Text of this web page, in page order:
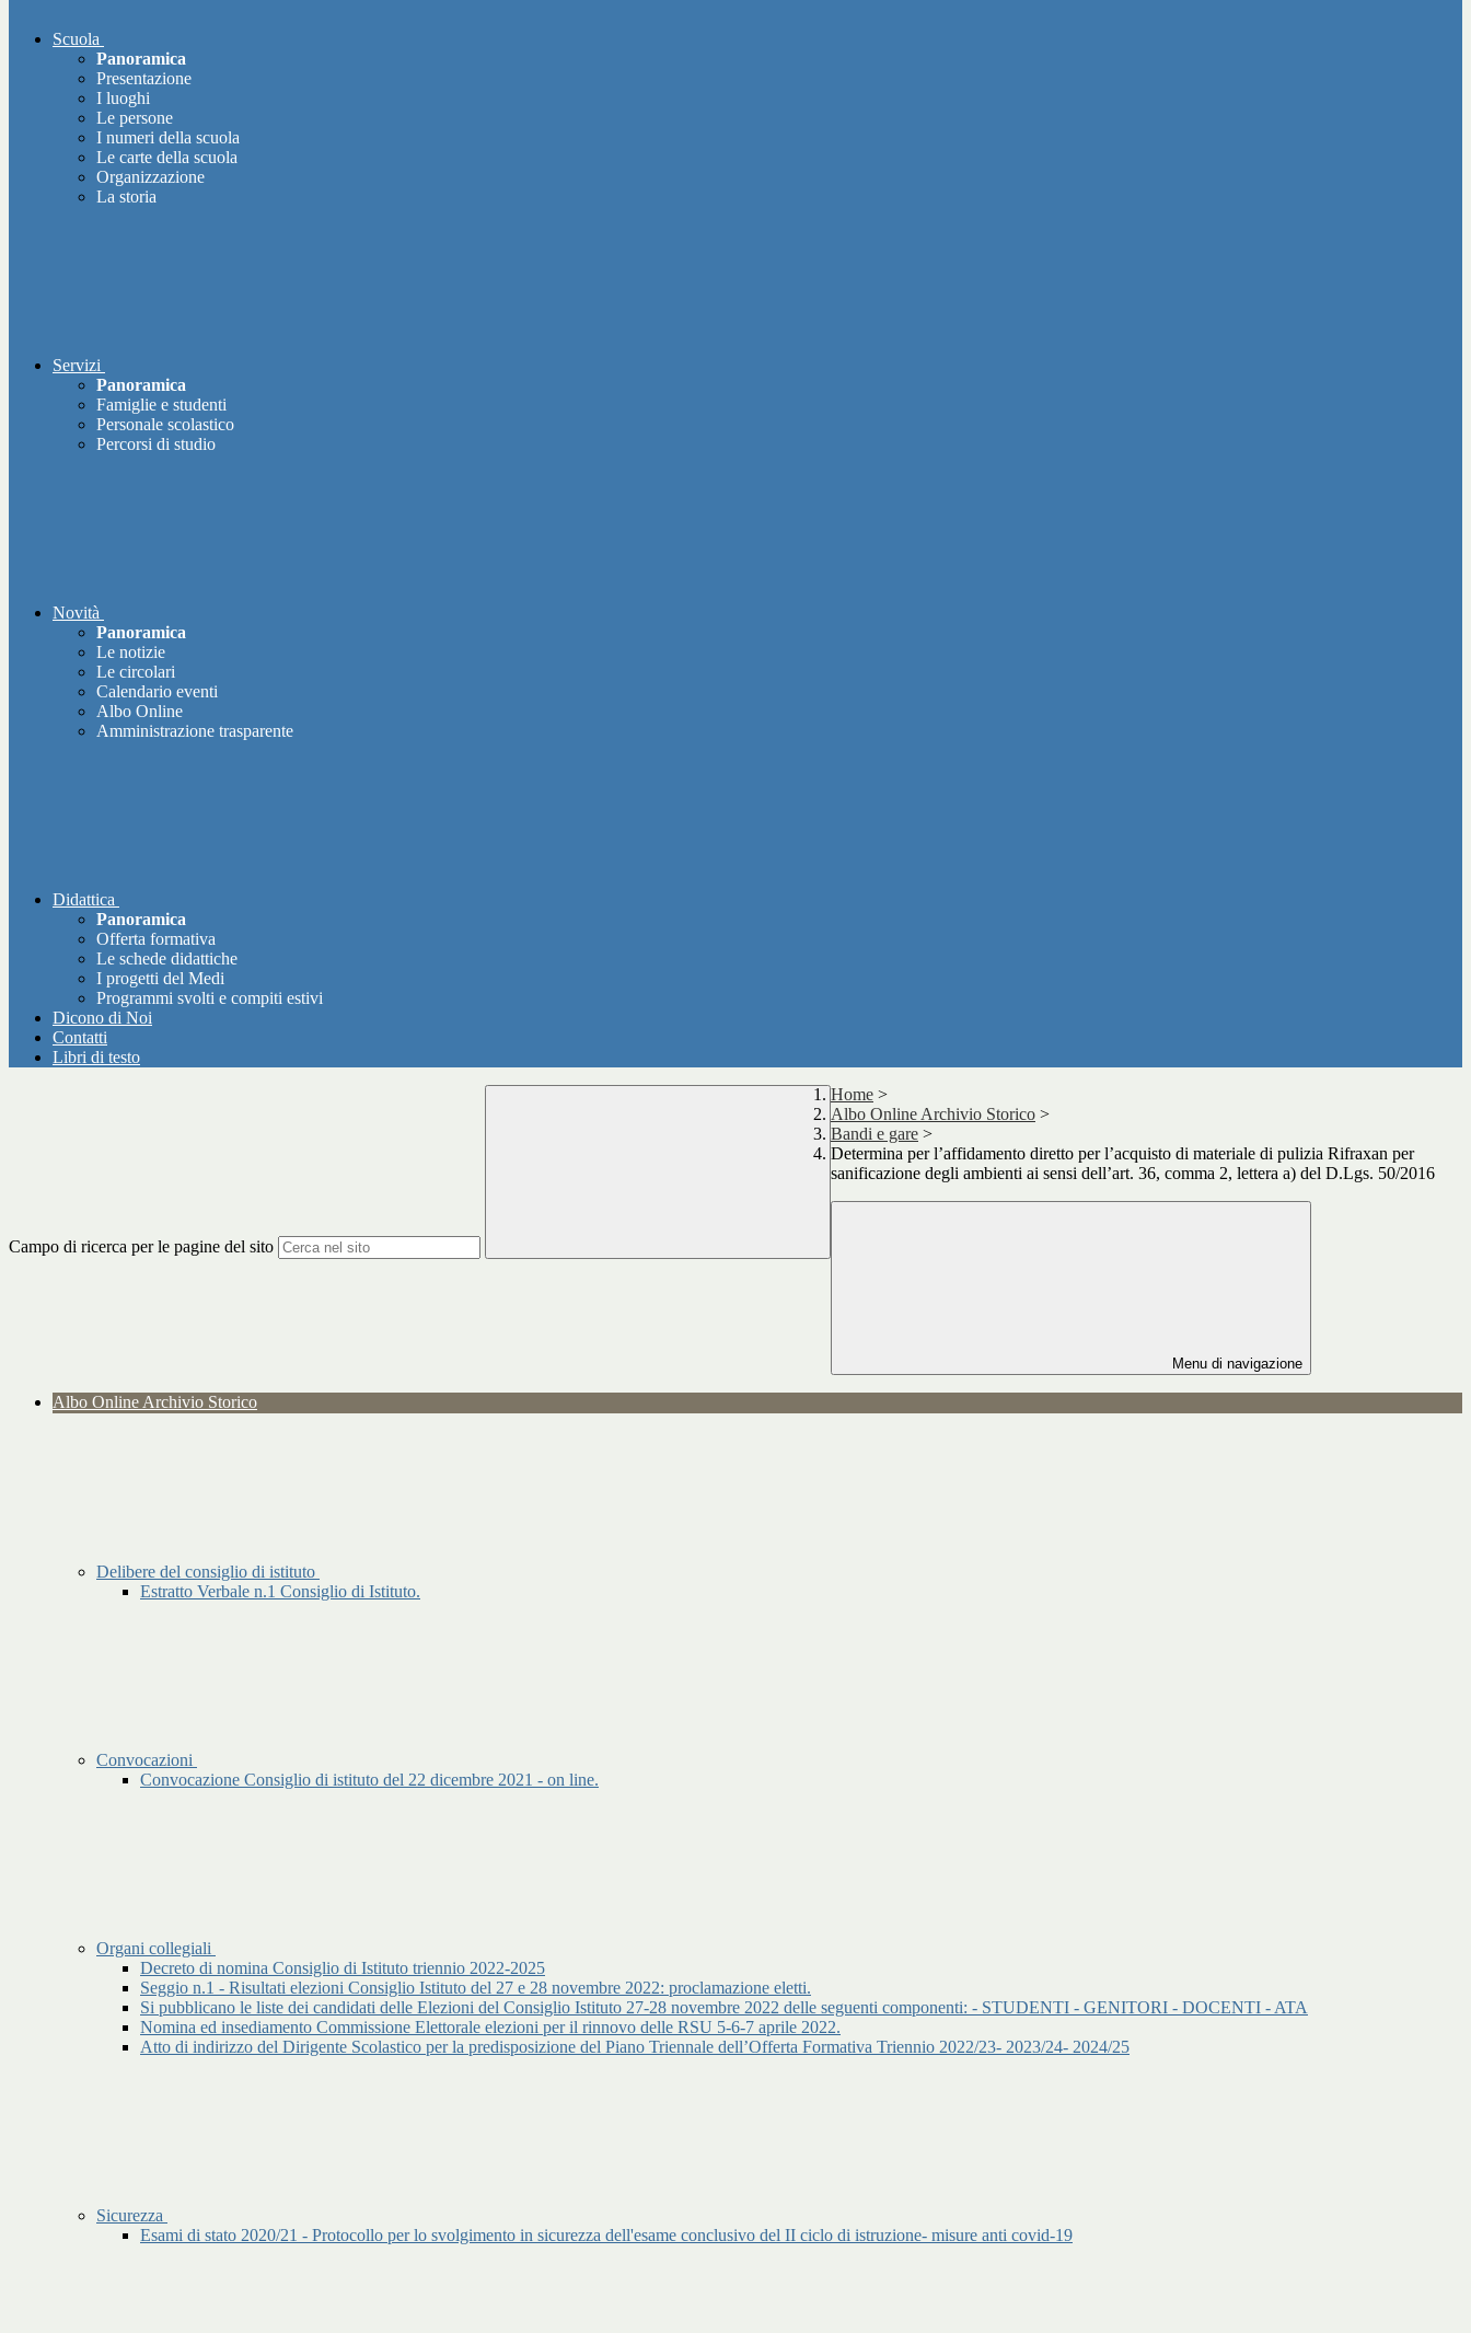
Scuola
Panoramica
Presentazione
I luoghi
Le persone
I numeri della scuola
Le carte della scuola
Organizzazione
La storia
Servizi
Panoramica
Famiglie e studenti
Personale scolastico
Percorsi di studio
Novità
Panoramica
Le notizie
Le circolari
Calendario eventi
Albo Online
Amministrazione trasparente
Didattica
Panoramica
Offerta formativa
Le schede didattiche
I progetti del Medi
Programmi svolti e compiti estivi
Dicono di Noi
Contatti
Libri di testo
Campo di ricerca per le pagine del sito
Home >
Albo Online Archivio Storico >
Bandi e gare >
Determina per l’affidamento diretto per l’acquisto di materiale di pulizia Rifraxan per
sanificazione degli ambienti ai sensi dell’art. 36, comma 2, lettera a) del D.Lgs. 50/2016
Menu di navigazione
Albo Online Archivio Storico
Delibere del consiglio di istituto
Estratto Verbale n.1 Consiglio di Istituto.
Convocazioni
Convocazione Consiglio di istituto del 22 dicembre 2021 - on line.
Organi collegiali
Decreto di nomina Consiglio di Istituto triennio 2022-2025
Seggio n.1 - Risultati elezioni Consiglio Istituto del 27 e 28 novembre 2022: proclamazione eletti.
Si pubblicano le liste dei candidati delle Elezioni del Consiglio Istituto 27-28 novembre 2022 delle seguenti componenti: - STUDENTI - GENITORI - DOCENTI - ATA
Nomina ed insediamento Commissione Elettorale elezioni per il rinnovo delle RSU 5-6-7 aprile 2022.
Atto di indirizzo del Dirigente Scolastico per la predisposizione del Piano Triennale dell’Offerta Formativa Triennio 2022/23- 2023/24- 2024/25
Sicurezza
Esami di stato 2020/21 - Protocollo per lo svolgimento in sicurezza dell'esame conclusivo del II ciclo di istruzione- misure anti covid-19